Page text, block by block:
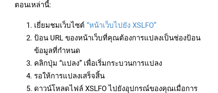
ตอนเหล่านี้:
เยี่ยมชมเว็บไซต์ “หน้าเว็บไปยัง XSLFO”
ป้อน URL ของหน้าเว็บที่คุณต้องการแปลงเป็นช่องป้อน
ข้อมูลที่กำหนด
คลิกปุ่ม “แปลง” เพื่อเริ่มกระบวนการแปลง
รอให้การแปลงเสร็จสิ้น
ดาวน์โหลดไฟล์ XSLFO ไปยังอุปกรณ์ของคุณเมื่อการ